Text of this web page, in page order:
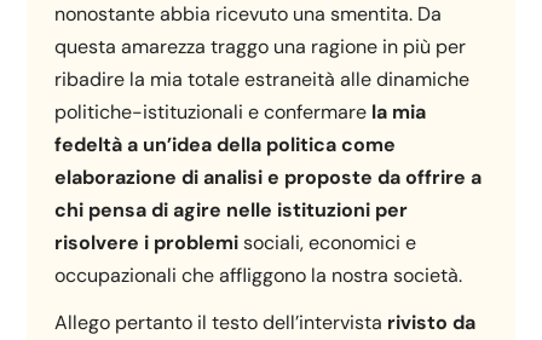
nonostante abbia ricevuto una smentita. Da
questa amarezza traggo una ragione in più per
ribadire la mia totale estraneità alle dinamiche
politiche-istituzionali e confermare la mia
fedeltà a un’idea della politica come
elaborazione di analisi e proposte da offrire a
chi pensa di agire nelle istituzioni per
risolvere i problemisociali, economici e
occupazionali che affliggono la nostra società.
Allego pertanto il testo dell’intervista rivisto da